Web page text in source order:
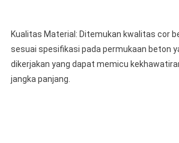
Kualitas Material: Ditemukan kwalitas cor
sesuai spesifikasi pada permukaan beton
dikerjakan yang dapat memicu
jangka panjang.